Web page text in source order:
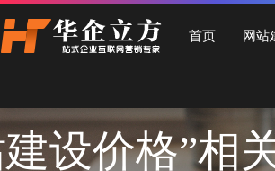
首页 网站
设价格”相